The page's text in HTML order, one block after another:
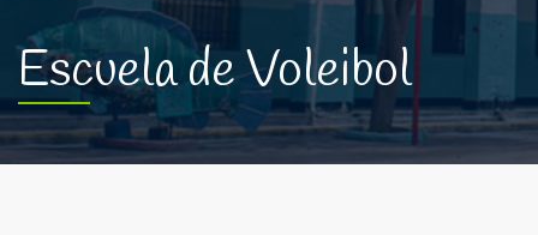
Escuela de Voleibol